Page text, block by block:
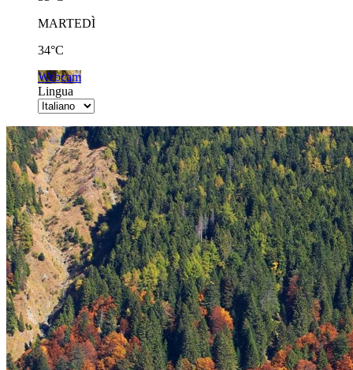
MARTEDÌ
34°C
Webcam
Lingua